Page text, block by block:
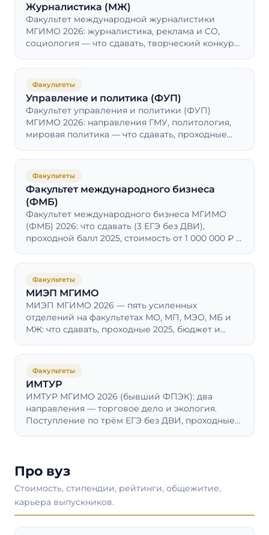
Журналистика (МЖ)
Факультет международной журналистики
МГИМО 2026: журналистика, реклама и СО,
социология — что сдавать, творческий конкурс
Факультеты
Управление и политика (ФУП)
Факультет управления и политики (ФУП)
МГИМО 2026: направления ГМУ, политология,
мировая политика — что сдавать, проходные
Факультеты
Факультет международного бизнеса
(ФМБ)
Факультет международного бизнеса МГИМО
(ФМБ) 2026: что сдавать (3 ЕГЭ без ДВИ),
проходной балл 2025, стоимость от 1 000 000 ₽ и
Факультеты
МИЭП МГИМО
МИЭП МГИМО 2026 — пять усиленных
отделений на факультетах МО, МП, МЭО, МБ и
МЖ: что сдавать, проходные 2025, бюджет и
Факультеты
ИМТУР
ИМТУР МГИМО 2026 (бывший ФПЭК): два
направления — торговое дело и экология.
Поступление по трём ЕГЭ без ДВИ, проходные
Про вуз
Стоимость, стипендии, рейтинги, общежитие,
карьера выпускников.